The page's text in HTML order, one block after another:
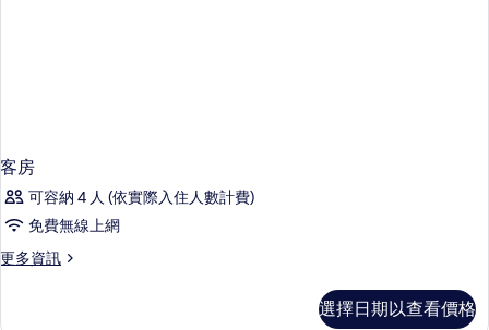
客房
可容納 4 人 (依實際入住人數計費)
免費無線上網
更多資訊
更
選擇日期以查看價格